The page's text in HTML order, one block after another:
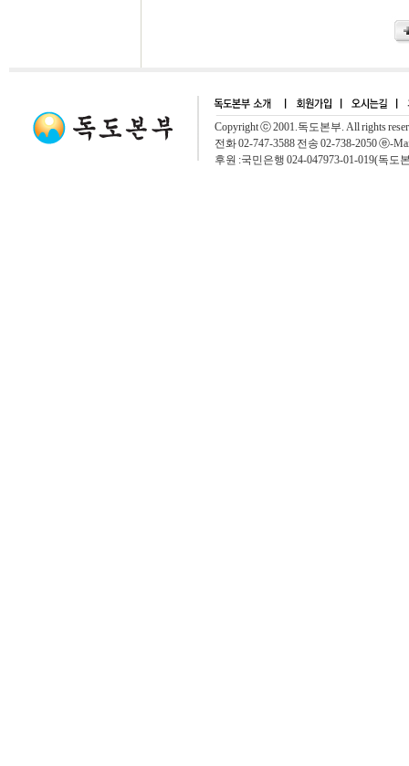
Copyright ⓒ 2001.독도본부. All rights
전화 02-747-3588 전송 02-738-2050 ⓔ-
후원 :국민은행 024-047973-01-019(독도